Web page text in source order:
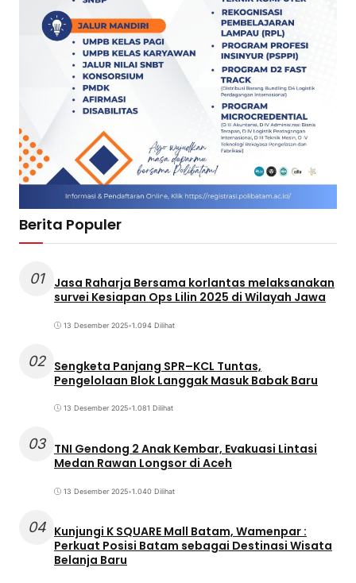
Berita Populer
01
Jasa Raharja Bersama korlantas melaksanakan
survei Kesiapan Ops Lilin 2025 di Wilayah Jawa
13 Desember 2025•1.094 Dilihat
02 Sengketa Panjang SPR–KCL Tuntas,
Pengelolaan Blok Langgak Masuk Babak Baru
13 Desember 2025•1.081 Dilihat
03 TNI Gendong 2 Anak Kembar, Evakuasi Lintasi
Medan Rawan Longsor di Aceh
13 Desember 2025•1.040 Dilihat
04 Kunjungi K SQUARE Mall Batam, Wamenpar :
Perkuat Posisi Batam sebagai Destinasi Wisata
Belanja Baru